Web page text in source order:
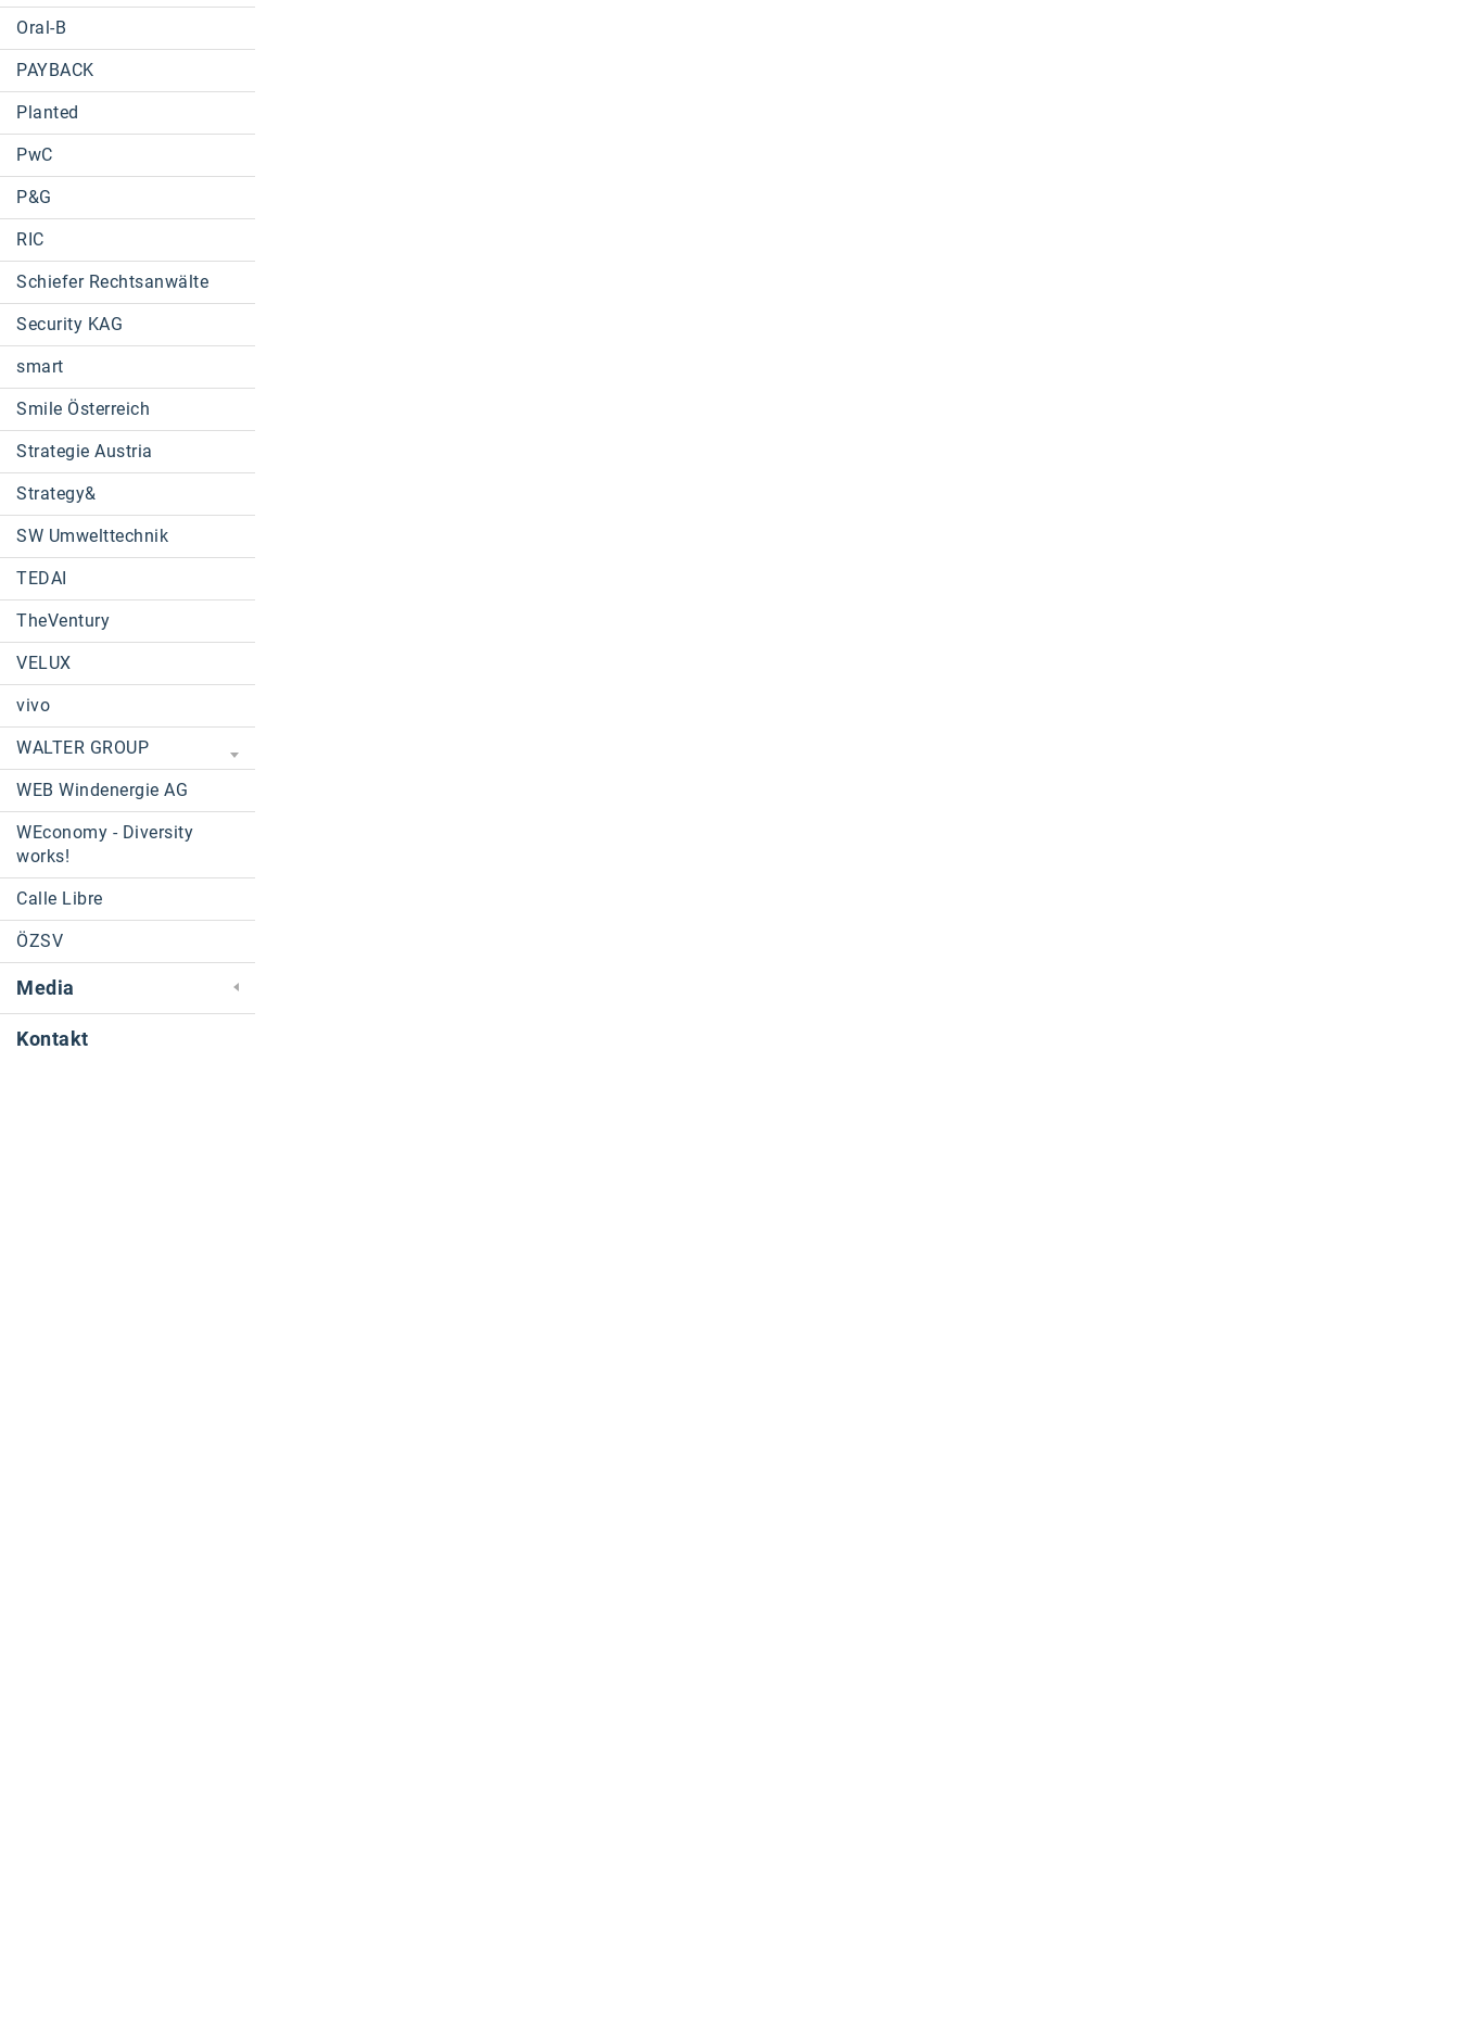
Oral-B
PAYBACK
Planted
PwC
P&G
RIC
Schiefer Rechtsanwälte
Security KAG
smart
Smile Österreich
Strategie Austria
Strategy&
SW Umwelttechnik
TEDAI
TheVentury
VELUX
vivo
WALTER GROUP
WEB Windenergie AG
WEconomy - Diversity
works!
Calle Libre
ÖZSV
Media
Kontakt